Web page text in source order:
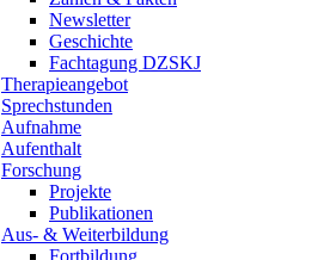
Newsletter
Geschichte
Fachtagung DZSKJ
Therapieangebot
Sprechstunden
Aufnahme
Aufenthalt
Forschung
Projekte
Publikationen
Aus- & Weiterbildung
Fortbildung